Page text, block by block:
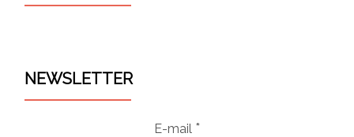
maintenance
NEWSLETTER
E-mail *